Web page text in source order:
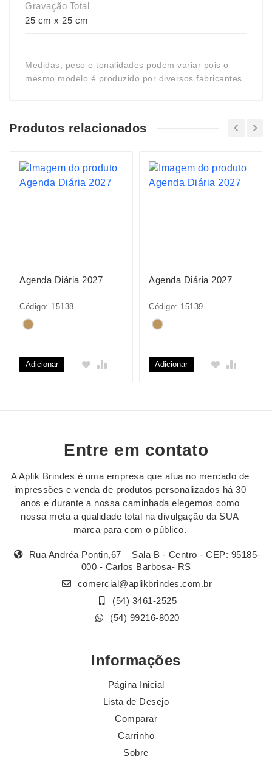
Gravação Total
25 cm x 25 cm
Medidas, peso e tonalidades podem variar pois o
mesmo modelo é produzido por diversos fabricantes.
Produtos relacionados
Agenda Diária 2027
Código: 15138
Adicionar
Agenda Diária 2027
Código: 15139
Adicionar
Entre em contato
A Aplik Brindes é uma empresa que atua no mercado de
impressões e venda de produtos personalizados há 30
anos e durante a nossa caminhada elegemos como
nossa meta a qualidade total na divulgação da SUA
marca para com o público.
Rua Andréa Pontin,67 – Sala B - Centro - CEP: 95185-
000 - Carlos Barbosa- RS
comercial@aplikbrindes.com.br
(54) 3461-2525
(54) 99216-8020
Informações
Página Inicial
Lista de Desejo
Comparar
Carrinho
Sobre